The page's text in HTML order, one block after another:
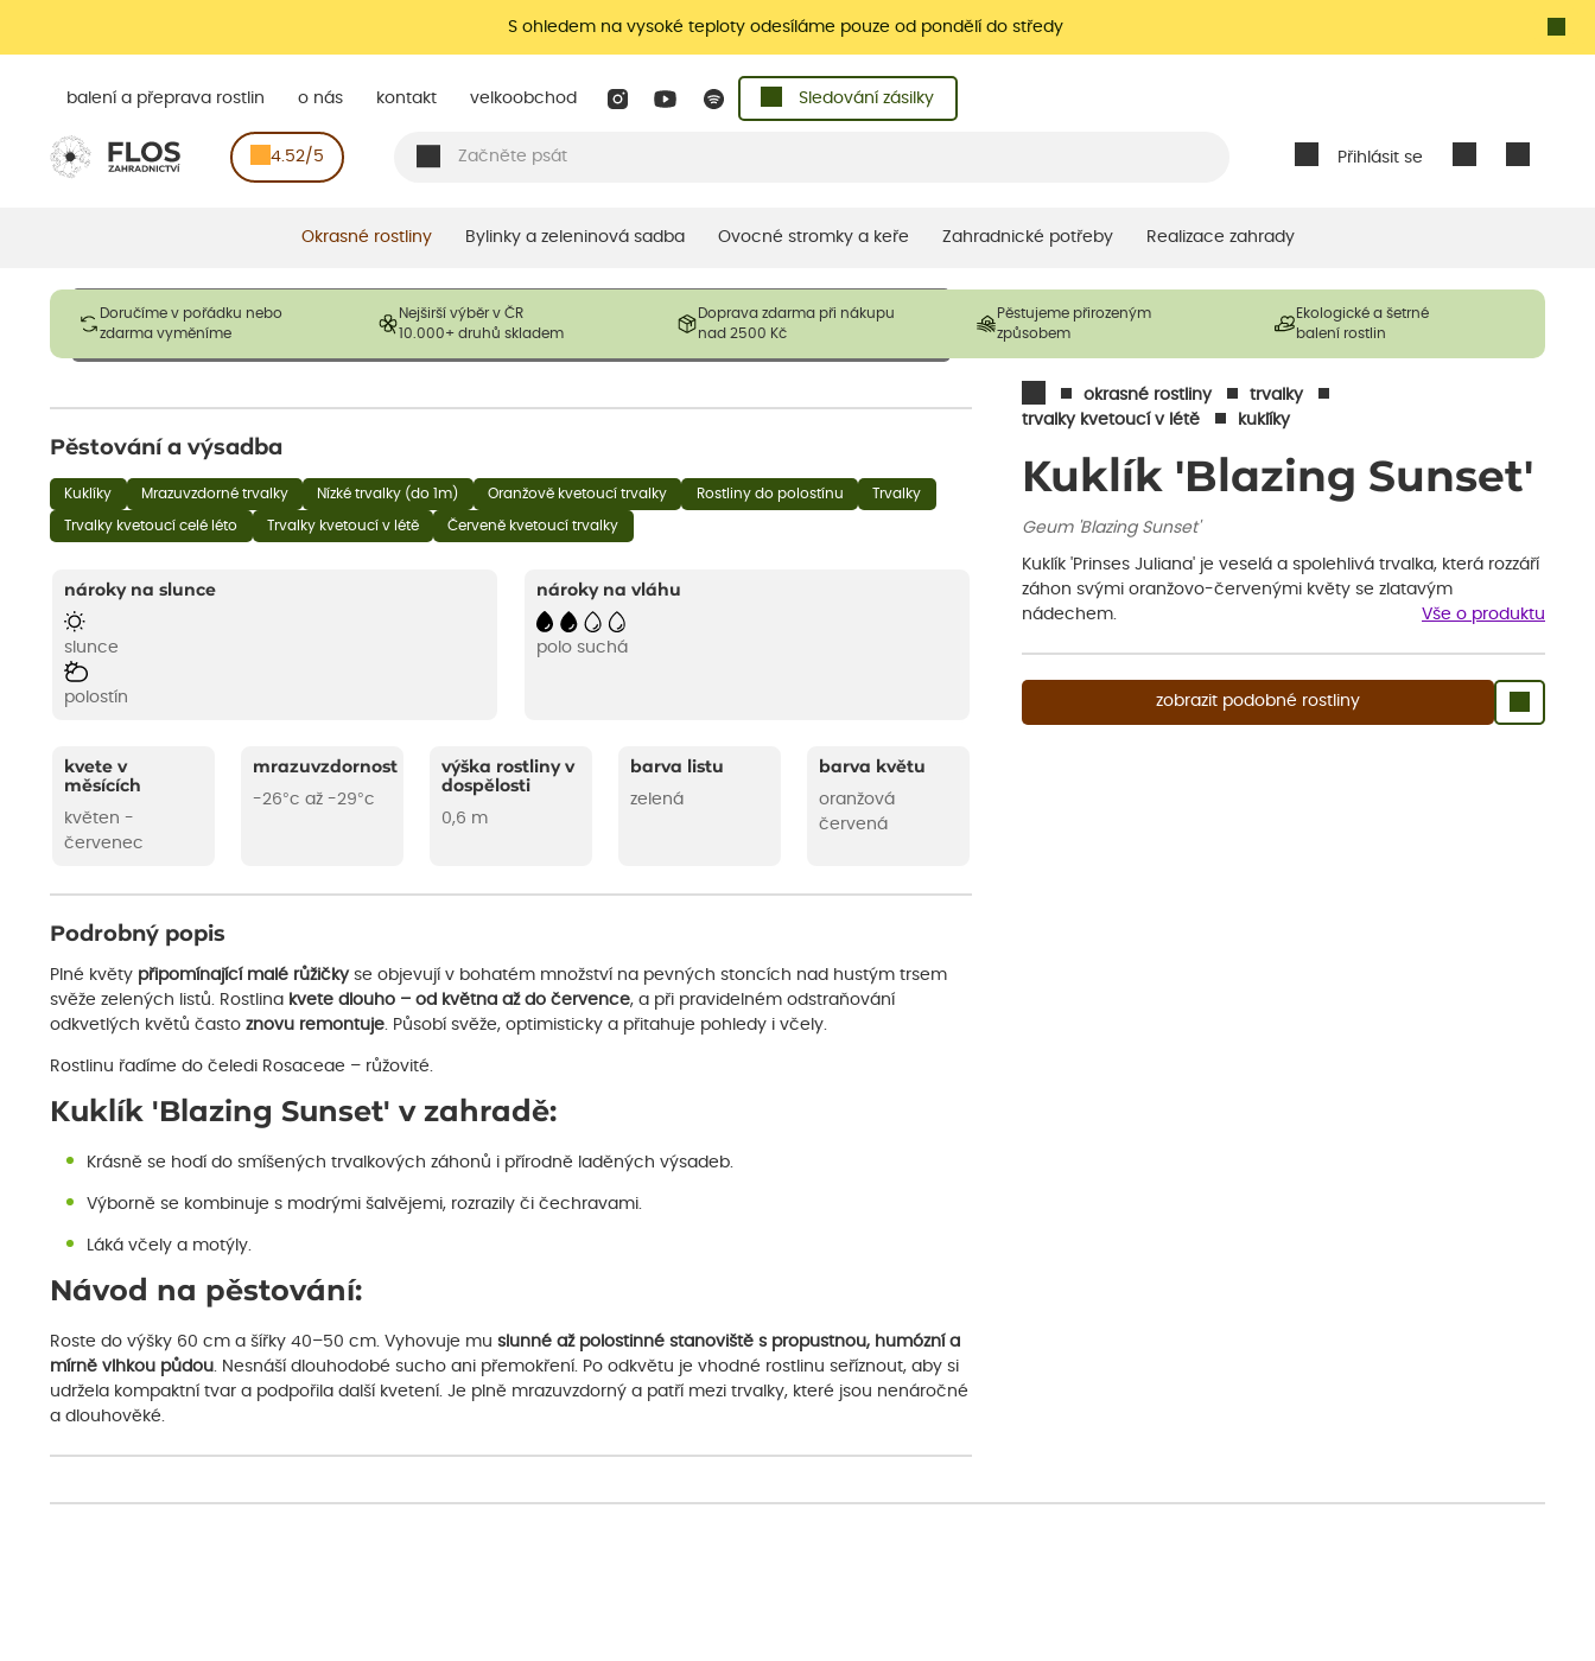
S ohledem na vysoké teploty odesíláme pouze od pondělí do středy
Přihlásit se
balení a přeprava rostlin o nás kontakt velkoobchod Sledování zásilky
4.52/5
Okrasné rostliny Bylinky a zeleninová sadba Ovocné stromky a keře Zahradnické potřeby Realizace zahrady
Doručíme v pořádku nebo
zdarma vyměníme
Nejširší výběr v ČR
10.000+ druhů skladem
Doprava zdarma při nákupu
nad 2500 Kč
Pěstujeme přirozeným
způsobem
Ekologické a šetrné
balení rostlin
okrasné rostliny
trvalky
trvalky kvetoucí v létě
kuklíky
Kuklík 'Blazing Sunset'
Geum 'Blazing Sunset'
Kuklík 'Prinses Juliana' je veselá a spolehlivá trvalka, která rozzáří
záhon svými oranžovo-červenými květy se zlatavým
nádechem.
Vše o produktu
zobrazit podobné rostliny
Obrázky slouží pouze pro ilustrační účely a mají reprezentovat prodávané produkty. V závislosti na sezónnosti mohou být
opadavé rostliny dodávány v dormantním stavu a bez listů. Rostliny mohou být také sestřiženy níže, než je uvedená
Pěstování a výsadba
Kuklíky Mrazuvzdorné trvalky Nízké trvalky (do 1m) Oranžově kvetoucí trvalky Rostliny do polostínu Trvalky
Trvalky kvetoucí celé léto Trvalky kvetoucí v létě Červeně kvetoucí trvalky
nároky na slunce
slunce
polostín
nároky na vláhu
polo suchá
kvete v
měsících
květen -
červenec
mrazuvzdornost
-26°c až -29°c
výška rostliny v
dospělosti
0,6 m
barva listu
zelená
barva květu
oranžová
červená
Podrobný popis
Plné květy připomínající malé růžičkyse objevují v bohatém množství na pevných stoncích nad hustým trsem
svěže zelených listů. Rostlina kvete dlouho – od května až do července, a při pravidelném odstraňování
odkvetlých květů často znovu remontuje. Působí svěže, optimisticky a přitahuje pohledy i včely.
Rostlinu řadíme do čeledi Rosaceae – růžovité.
Kuklík 'Blazing Sunset' v zahradě:
Krásně se hodí do smíšených trvalkových záhonů i přírodně laděných výsadeb.
Výborně se kombinuje s modrými šalvějemi, rozrazily či čechravami.
Láká včely a motýly.
Návod na pěstování:
Roste do výšky 60 cm a šířky 40–50 cm. Vyhovuje mu slunné až polostinné stanoviště s propustnou, humózní a
mírně vlhkou půdou. Nesnáší dlouhodobé sucho ani přemokření. Po odkvětu je vhodné rostlinu seříznout, aby si
udržela kompaktní tvar a podpořila další kvetení. Je plně mrazuvzdorný a patří mezi trvalky, které jsou nenáročné
a dlouhověké.